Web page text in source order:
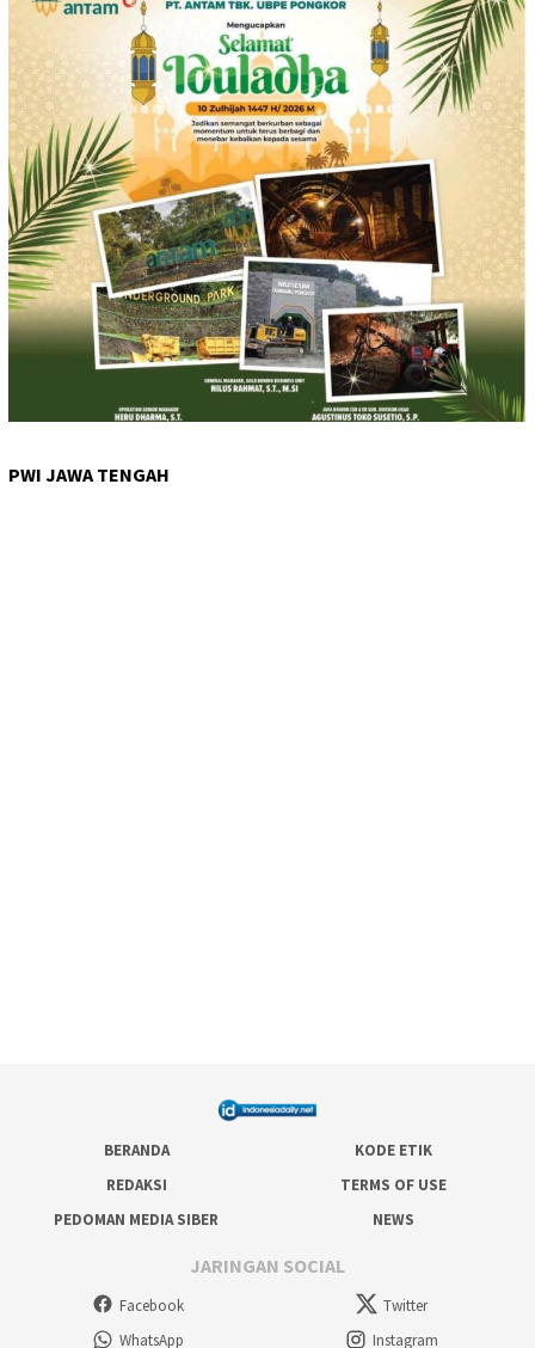
PWI JAWA TENGAH
BERANDA
KODE ETIK
REDAKSI
TERMS OF USE
PEDOMAN MEDIA SIBER
NEWS
JARINGAN SOCIAL
Facebook
Twitter
WhatsApp
Instagram